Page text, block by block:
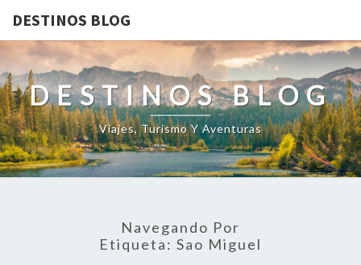
DESTINOS BLOG
DESTINOS BLOG
Viajes, Turismo Y Aventuras
Navegando Por
Etiqueta: Sao Miguel